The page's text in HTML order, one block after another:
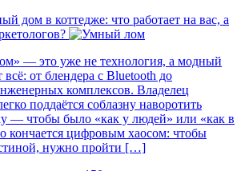
дом в коттедже: что работает на вас, а
— это уже не технология, а модный
от блендера с Bluetooth до
комплексов. Владелец
поддаётся соблазну наворотить
— чтобы было «как у людей» или «как в
кончается цифровым хаосом: чтобы
нужно пройти […]